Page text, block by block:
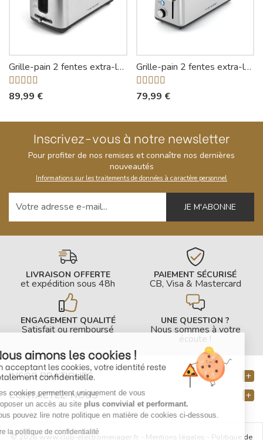
Grille-pain 2 fentes extra-longues GP540A - Riviera-et-Bar
89,99 €
Grille-pain 2 fentes extra-longues QGP480 - Riviera-et-Bar
79,99 €
Inscrivez-vous à notre newsletter
Pour profiter de nos remises et connaître nos dernières
nouveautés
Informations sur les traitements de données à caractère personnel
LIVRAISON OFFERTE
et expédition sous 48h
PAIEMENT SÉCURISÉ
CB, Visa & Mastercard
ENGAGEMENT QUALITÉ
Satisfait ou remboursé
UNE QUESTION ?
Nous sommes à votre
écoute !
INFOS PRATIQUES
CONTACTEZ-NOUS
© 2026 www.club-electromenager.fr - Mentions légales - Politique de
Nous aimons les cookies !
En acceptant les cookies, votre identité reste
totalement confidentielle.
Ces cookies permettent uniquement de vous
proposer un accès au site plus convivial et performant.
Vous pouvez lire notre politique en matière de cookies ci-dessous.
Lire la politique de confidentialité